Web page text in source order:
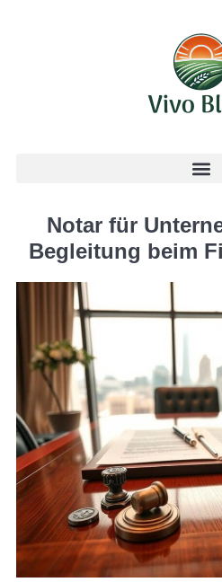
Notar für
Begleitung beim